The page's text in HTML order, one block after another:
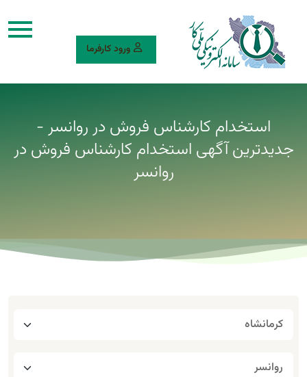
ورود کارفرما
استخدام کارشناس فروش در روانسر -
جدیدترین آگهی استخدام کارشناس فروش در
روانسر